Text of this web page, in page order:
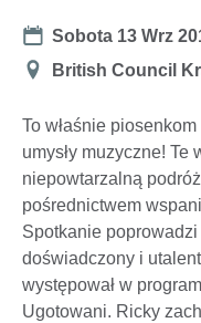
Date
Sobota 13 Wrz
Miejsce
British Council
To właśnie
umysły muzyczne! Te
niepowtarzalną
pośrednictwem
Spotkanie
doświadczony i
występował w
Ugotowani. Ricky